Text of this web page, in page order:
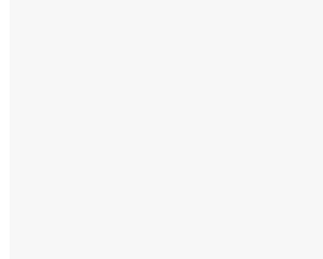
Εβδομάδα ενημέρωσης από τις 15 έως
τα Βλαστοκύτταρα, διοργανώνεται –
από τη Δημόσια Τράπεζα Ομφαλικών
(ΔηΤΟΒ Κρήτης) της Αιματολογικής
συνδιοργανωτή την Περιφέρεια
δράσεις συμμετέχει η Ιατρική Σχολή
Γραφείο Σχολικών Δραστηριοτήτων
Δευτεροβάθμιας Εκπαίδευσης Ν.